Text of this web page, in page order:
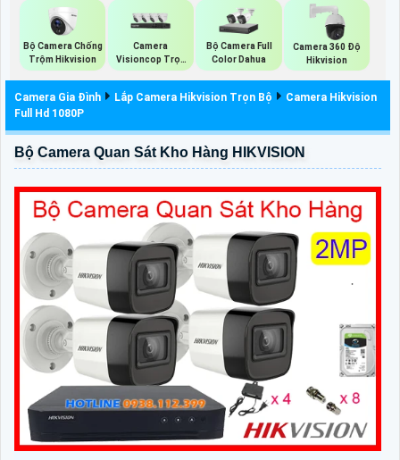
Bộ Camera Chống
Trộm Hikvision
Camera
Visioncop Trọn
Bộ
Bộ Camera Full
Color Dahua
Camera 360 Độ
Hikvision
Camera Gia Đình Lắp Camera Hikvision Trọn Bộ
Camera Hikvision
Full Hd 1080P
Bộ Camera Quan Sát Kho Hàng HIKVISION